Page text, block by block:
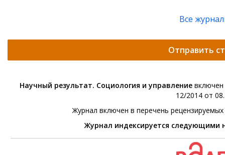
Все
Отправить
Научный результат. Социология и управление
12/2014 от
Журнал включен в перечень
Журнал индексируется